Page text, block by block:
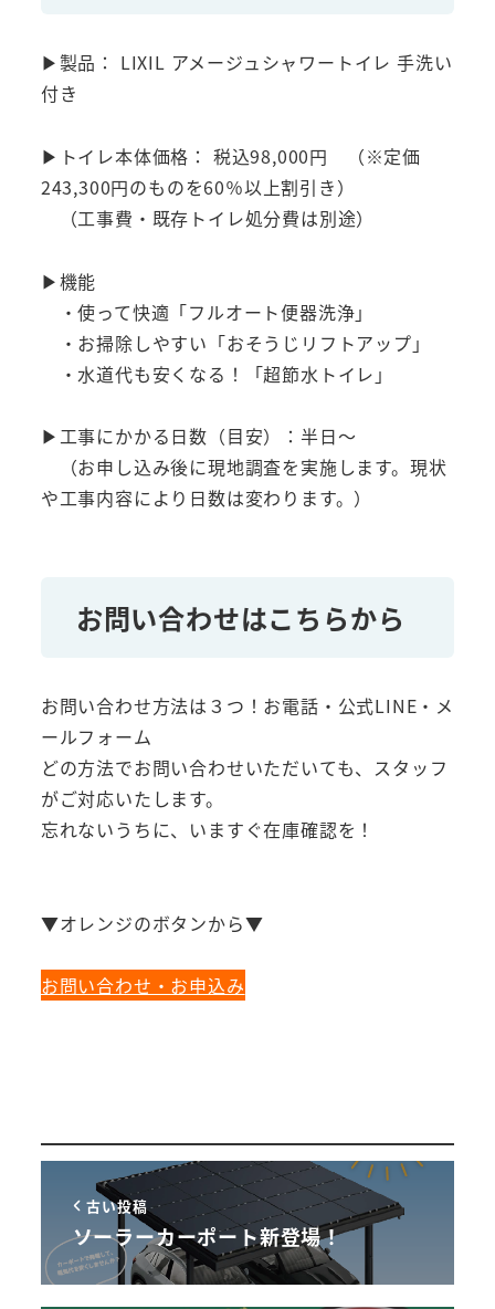
▶製品： LIXIL アメージュシャワートイレ 手洗い
付き
▶トイレ本体価格： 税込98,000円 （※定価
243,300円のものを60％以上割引き）
（工事費・既存トイレ処分費は別途）
▶機能
・使って快適「フルオート便器洗浄」
・お掃除しやすい「おそうじリフトアップ」
・水道代も安くなる！「超節水トイレ」
▶工事にかかる日数（目安）：半日～
（お申し込み後に現地調査を実施します。現状
や工事内容により日数は変わります。）
お問い合わせはこちらから
お問い合わせ方法は３つ！お電話・公式LINE・メ
ールフォーム
どの方法でお問い合わせいただいても、スタッフ
がご対応いたします。
忘れないうちに、いますぐ在庫確認を！
▼オレンジのボタンから▼
お問い合わせ・お申込み
古い投稿
ソーラーカーポート新登場！